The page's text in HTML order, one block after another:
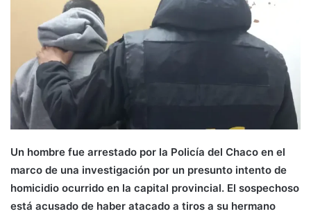
Un hombre fue arrestado por la Policía del Chaco en el
marco de una investigación por un presunto intento de
homicidio ocurrido en la capital provincial. El sospechoso
está acusado de haber atacado a tiros a su hermano